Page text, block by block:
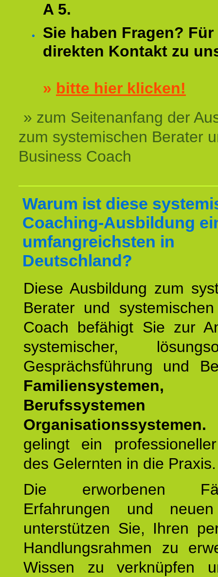
A 5.
Sie haben Fragen?
direkten Kontakt zu
» bitte hier klicken!
» zum Seitenanfang der
zum systemischen Berater
Business Coach
Warum ist diese
Coaching-Ausbildung
umfangreichsten in
Deutschland?
Diese Ausbildung zum
Berater und
Coach befähigt Sie zur
systemischer,
Gesprächsführung und
Familiensystemen,
Organisationssystemen.
gelingt ein
des Gelernten in die Praxis.
Die erworbenen
Erfahrungen und
unterstützen Sie, Ihren
Handlungsrahmen zu
Wissen zu verknüpfen